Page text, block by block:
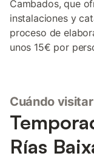
Cambados, que
instalaciones y
proceso de
unos 15€ por
Cuándo
Rías